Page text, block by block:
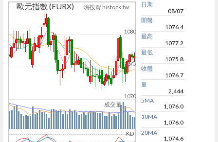
成交量
KD
歐元指數 (EURX) 嗨投資 histock.tw
1070
1075
1080
日期
08/07
開盤
1076.4
最高
1077.2
最低
1075.8
收盤
1076.7
量
2,444
5MA
1,076.0
10MA
1,076.0
20MA
1,074.6